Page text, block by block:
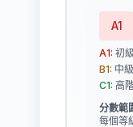
A1
A1: 初級
B1: 中級
C1: 高
分數範
每個等